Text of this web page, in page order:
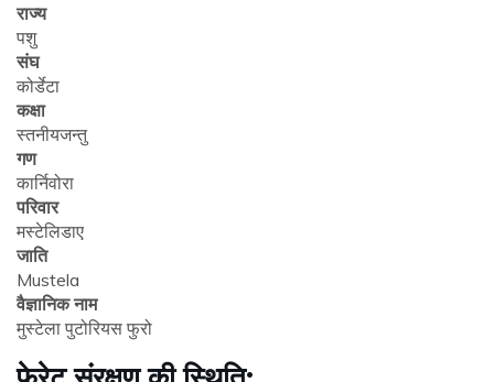
राज्य
पशु
संघ
कोर्डेटा
कक्षा
स्तनीयजन्तु
गण
कार्निवोरा
परिवार
मस्टेलिडाए
जाति
Mustela
वैज्ञानिक नाम
मुस्टेला पुटोरियस फुरो